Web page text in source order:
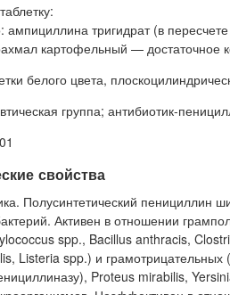
ампициллина тригидрат (в
картофельный — достаточное
белого цвета,
группа; антибиотик-
свойства
Полусинтетический пенициллин
Активен в отношении
spp., Bacillus anthracis,
Listeria spp.) и
Proteus mirabilis,